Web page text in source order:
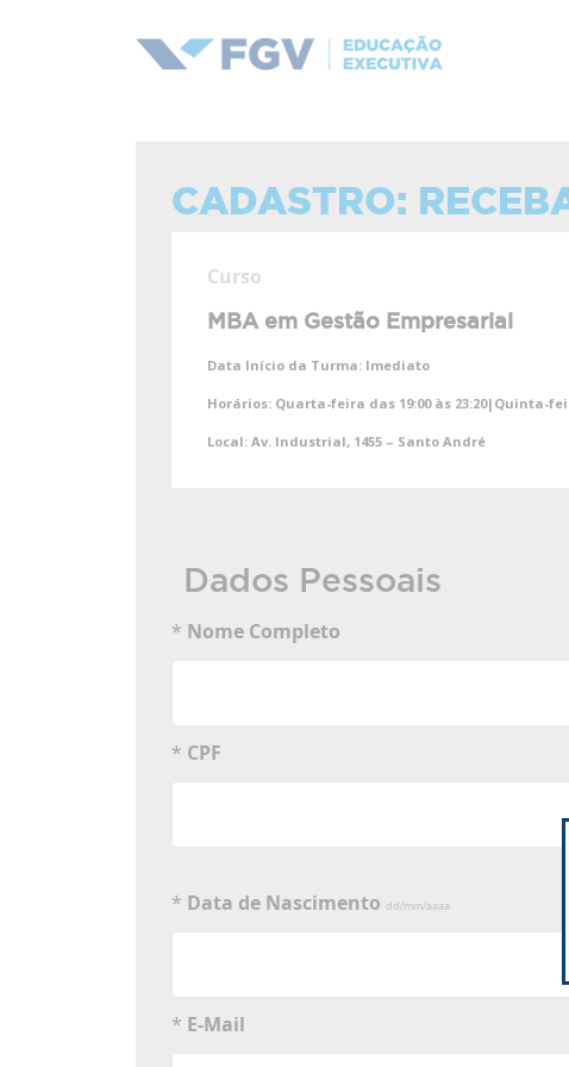
CADASTRO:
Curso
MBA em Gestão Empresarial
Data Início da Turma: Imediato
Horários: Quarta-feira das 19:00 às 23:20|Quinta-
Local: Av. Industrial, 1455 – Santo André
Dados Pessoais
* Nome Completo
* CPF
* Data de Nascimento dd/mm/aaaa
* E-Mail